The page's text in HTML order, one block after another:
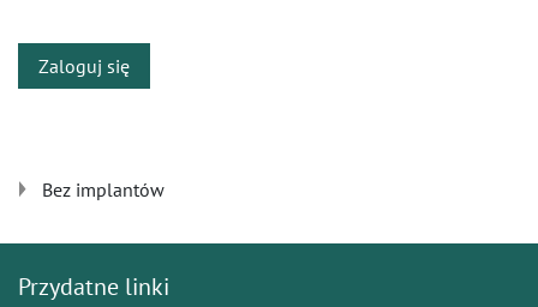
Zaloguj się
Bez implantów
Przydatne linki